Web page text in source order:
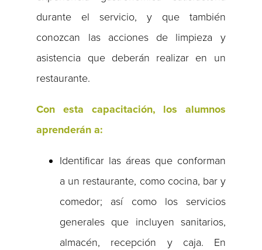
durante el servicio, y que también
conozcan las acciones de limpieza y
asistencia que deberán realizar en un
restaurante.
Con esta capacitación, los alumnos
aprenderán a:
Identificar las áreas que conforman
a un restaurante, como cocina, bar y
comedor; así como los servicios
generales que incluyen sanitarios,
almacén, recepción y caja. En